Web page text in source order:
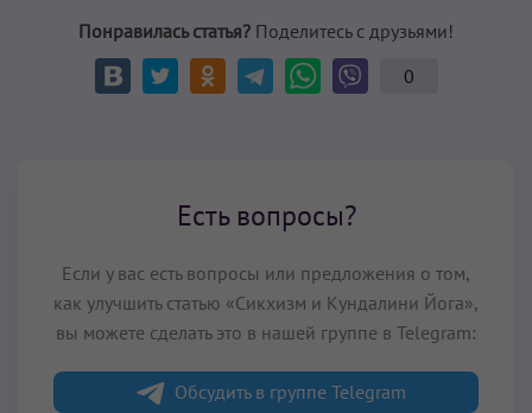
Понравилась статья? Поделитесь с друзьями!
0
Есть вопросы?
Если у вас есть вопросы или предложения о том,
как улучшить статью «Сикхизм и Кундалини Йога»,
вы можете сделать это в нашей группе в Telegram:
Обсудить в группе Telegram